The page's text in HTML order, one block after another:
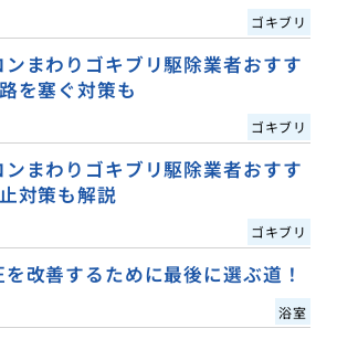
ゴキブリ
まわりゴキブリ駆除業者おすす
を塞ぐ対策も
ゴキブリ
まわりゴキブリ駆除業者おすす
対策も解説
ゴキブリ
改善するために最後に選ぶ道！
浴室